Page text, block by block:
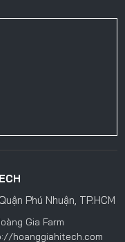
Phú Nhuận, TP.HCM
Gia Farm
hoanggiahitech.com